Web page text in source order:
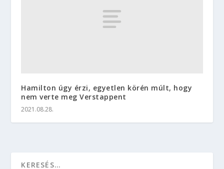
Hamilton úgy érzi, egyetlen körén múlt, hogy
nem verte meg Verstappent
2021.08.28.